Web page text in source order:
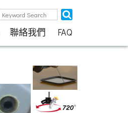
聯絡我們 FAQ